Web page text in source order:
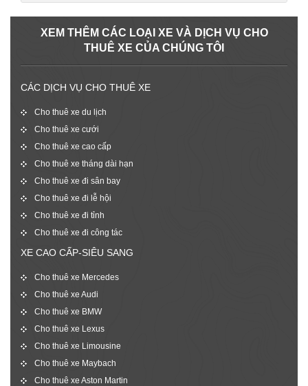
XEM THÊM CÁC LOẠI XE VÀ DỊCH VỤ CHO
THUÊ XE CỦA CHÚNG TÔI
CÁC DỊCH VỤ CHO THUÊ XE
Cho thuê xe du lịch
Cho thuê xe cưới
Cho thuê xe cao cấp
Cho thuê xe tháng dài hạn
Cho thuê xe đi sân bay
Cho thuê xe đi lễ hội
Cho thuê xe đi tỉnh
Cho thuê xe đi công tác
XE CAO CẤP-SIÊU SANG
Cho thuê xe Mercedes
Cho thuê xe Audi
Cho thuê xe BMW
Cho thuê xe Lexus
Cho thuê xe Limousine
Cho thuê xe Maybach
Cho thuê xe Aston Martin